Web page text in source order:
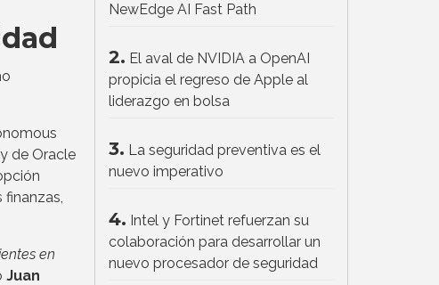
de Oracle
en
Juan
NewEdge AI Fast Path
2. El aval de NVIDIA a OpenAI
propicia el regreso de Apple al
liderazgo en bolsa
3. La seguridad preventiva es el
nuevo imperativo
4. Intel y Fortinet refuerzan su
colaboración para desarrollar un
nuevo procesador de seguridad